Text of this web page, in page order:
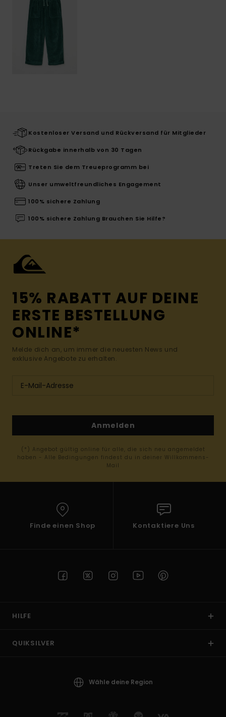
Kostenloser Versand und Rückversand für Mitglieder
Rückgabe innerhalb von 30 Tagen
Treten Sie dem Treueprogramm bei
Unser umweltfreundliches Engagement
100% sichere Zahlung
100% sichere Zahlung Brauchen Sie Hilfe?
15% RABATT AUF DEINE
ERSTE BESTELLUNG
ONLINE*
Melde dich an, um immer die neuesten News und
exklusive Angebote zu erhalten.
Anmelden
(*) Angebot gültig online für alle, die sich neu angemeldet
haben - Alle Bedingungen findest du in deiner Willkommens-
Mail
Finde einen Shop Kontaktiere Uns
HILFE
QUIKSILVER
Wähle deine Region